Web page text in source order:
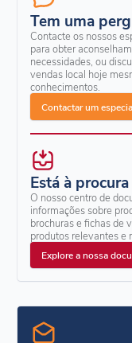
Tem uma
Contacte os nossos
para obter
necessidades, ou
vendas local hoje
conhecimentos.
Contactar um
Está à
O nosso centro de
informações sobre
brochuras e fichas de
produtos relevantes e
Explore a nossa